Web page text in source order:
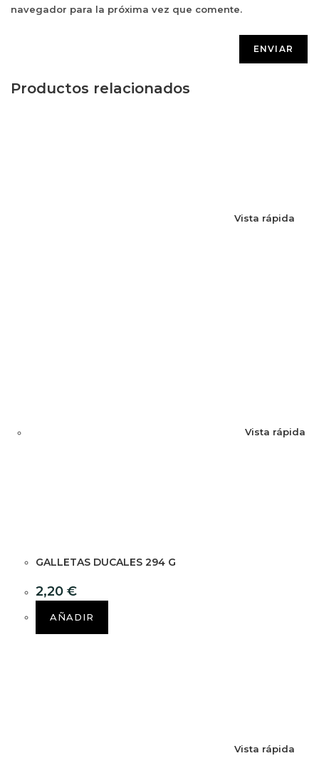
navegador para la próxima vez que comente.
Productos relacionados
Vista rápida
Vista rápida
GALLETAS DUCALES 294 G
2,20 €
AÑADIR
Vista rápida